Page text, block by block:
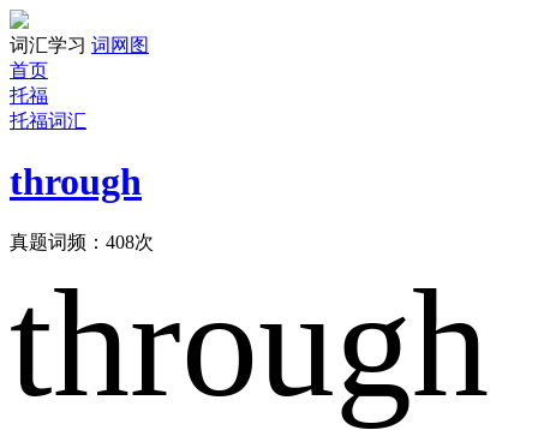
词汇学习 词网图
首页
托福
托福词汇
through
真题词频： 408次
through